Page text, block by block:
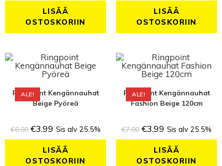
LISÄÄ
OSTOSKORIIN
LISÄÄ
OSTOSKORIIN
ALE!
Ringpoint Kengännauhat
Beige Pyöreä
€6.00 €3.99 Sis alv 25.5%
LISÄÄ
OSTOSKORIIN
ALE!
Ringpoint Kengännauhat
Fashion Beige 120cm
€7.00 €3.99 Sis alv 25.5%
LISÄÄ
OSTOSKORIIN